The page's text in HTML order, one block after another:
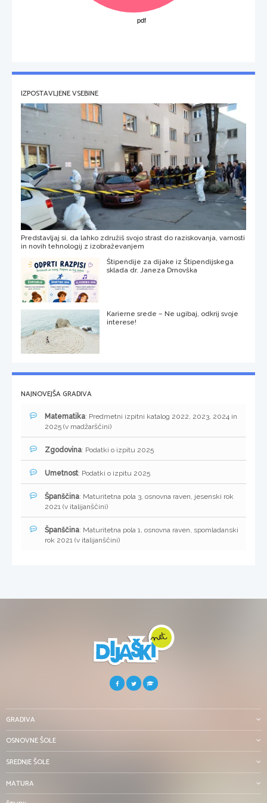
IZPOSTAVLJENE VSEBINE
Predstavljaj si, da lahko združiš svojo strast do raziskovanja, varnosti
in novih tehnologij z izobraževanjem
Štipendije za dijake iz Štipendijskega
sklada dr. Janeza Drnovška
Karierne srede – Ne ugibaj, odkrij svoje
interese!
NAJNOVEJŠA GRADIVA
Matematika: Predmetni izpitni katalog 2022, 2023, 2024 in
2025 (v madžarščini)
Zgodovina: Podatki o izpitu 2025
Umetnost: Podatki o izpitu 2025
Španščina: Maturitetna pola 3, osnovna raven, jesenski rok
2021 (v italijanščini)
Španščina: Maturitetna pola 1, osnovna raven, spomladanski
rok 2021 (v italijanščini)
GRADIVA
OSNOVNE ŠOLE
SREDNJE ŠOLE
MATURA